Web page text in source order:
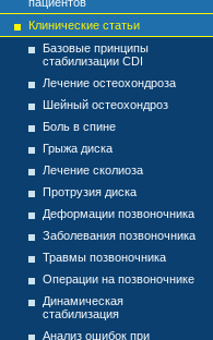
Клинические статьи
Базовые принципы
стабилизации CDI
Лечение остеохондроза
Шейный остеохондроз
Боль в спине
Грыжа диска
Лечение сколиоза
Протрузия диска
Деформации позвоночника
Заболевания позвоночника
Травмы позвоночника
Операции на позвоночнике
Динамическая
стабилизация
Анализ ошибок при